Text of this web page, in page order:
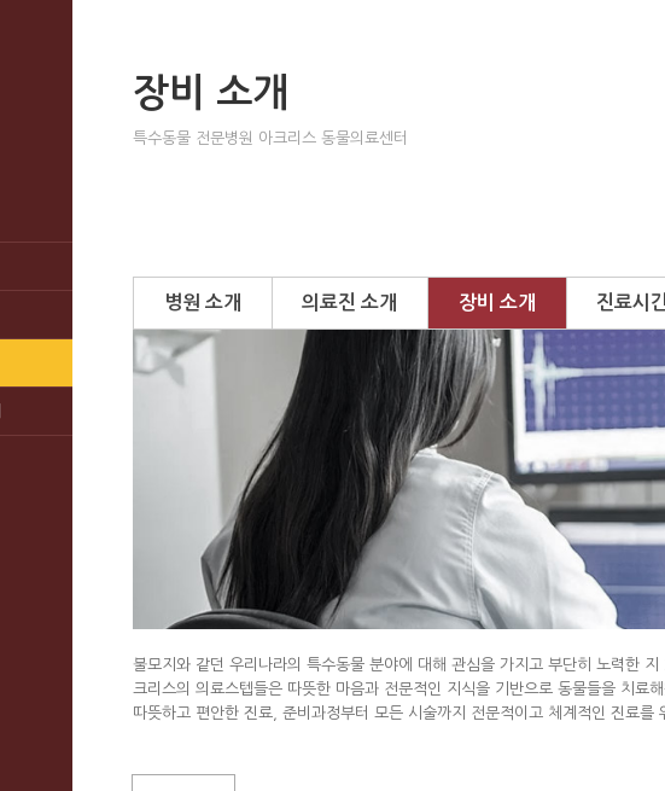
장비 소개
특수동물 전문병원 아크리스 동물의료센터
병원 소개 의료진 소개 장비 소개 진료시
불모지와 같던 우리나라의 특수동물 분야에 대해 관심을 가지고 부단히 노력한
크리스의 의료스텝들은 따뜻한 마음과 전문적인 지식을 기반으로 동물들을 치
따뜻하고 편안한 진료, 준비과정부터 모든 시술까지 전문적이고 체계적인 진료를